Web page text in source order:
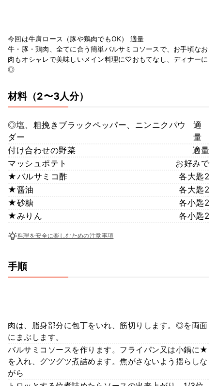
今回は牛肩ロース（豚や鶏肉でもOK） 適量
牛・豚・鶏肉、全てに合う簡単バルサミコソースで、お手頃なお
肉もオシャレで美味しいメイン料理に♡おもてなし、ディナーに
◎
材料（2〜3人分）
◎塩、粗挽きブラックペッパー、ニンニクパウ
ダー
適
量
付け合わせの野菜
適量
マッシュポテト
お好みで
★バルサミコ酢
各大匙2
★醤油
各大匙2
★砂糖
各小匙2
★みりん
各小匙2
料理を安全に楽しむための注意事項
手順
肉は、脂身部分に包丁をいれ、筋切りします。◎を両面
にまぶします。
バルサミコソースを作ります。フライパン又は小鍋に★
を入れ、グツグツ煮詰めます。焦がさないよう揺らしな
がら